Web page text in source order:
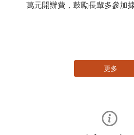
萬元開辦費，鼓勵長輩多參加
更多